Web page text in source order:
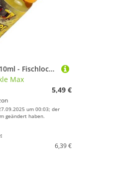
FTM Kadaveröl 10ml - Fischlockstoff zum Angeln, Lockstoff zum Forellenangeln, Lockmittel für Fische, Angelköder
Max
5,49 €
um 00:03; der
geändert haben.
6,39 €